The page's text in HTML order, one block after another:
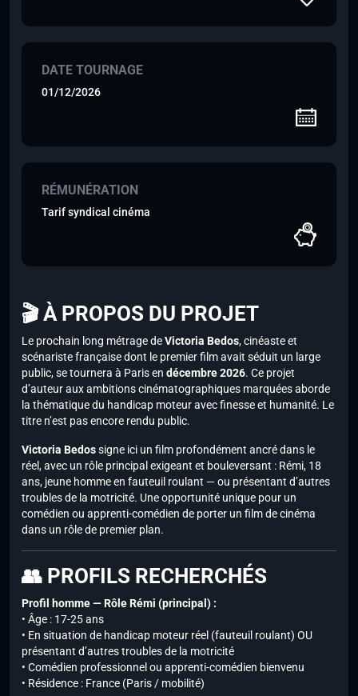
DATE TOURNAGE
01/12/2026
RÉMUNÉRATION
Tarif syndical cinéma
🎬 À PROPOS DU PROJET
Le prochain long métrage deVictoria Bedos, cinéaste et
scénariste française dont le premier film avait séduit un large
public, se tournera à Paris en décembre 2026. Ce projet
d’auteur aux ambitions cinématographiques marquées aborde
la thématique du handicap moteur avec finesse et humanité. Le
titre n’est pas encore rendu public.
Victoria Bedossigne ici un film profondément ancré dans le
réel, avec un rôle principal exigeant et bouleversant : Rémi, 18
ans, jeune homme en fauteuil roulant — ou présentant d’autres
troubles de la motricité. Une opportunité unique pour un
comédien ou apprenti-comédien de porter un film de cinéma
dans un rôle de premier plan.
👥 PROFILS RECHERCHÉS
Profil homme — Rôle Rémi (principal) :
• Âge : 17-25 ans
• En situation de handicap moteur réel (fauteuil roulant) OU
présentant d’autres troubles de la motricité
• Comédien professionnel ou apprenti-comédien bienvenu
• Résidence : France (Paris / mobilité)